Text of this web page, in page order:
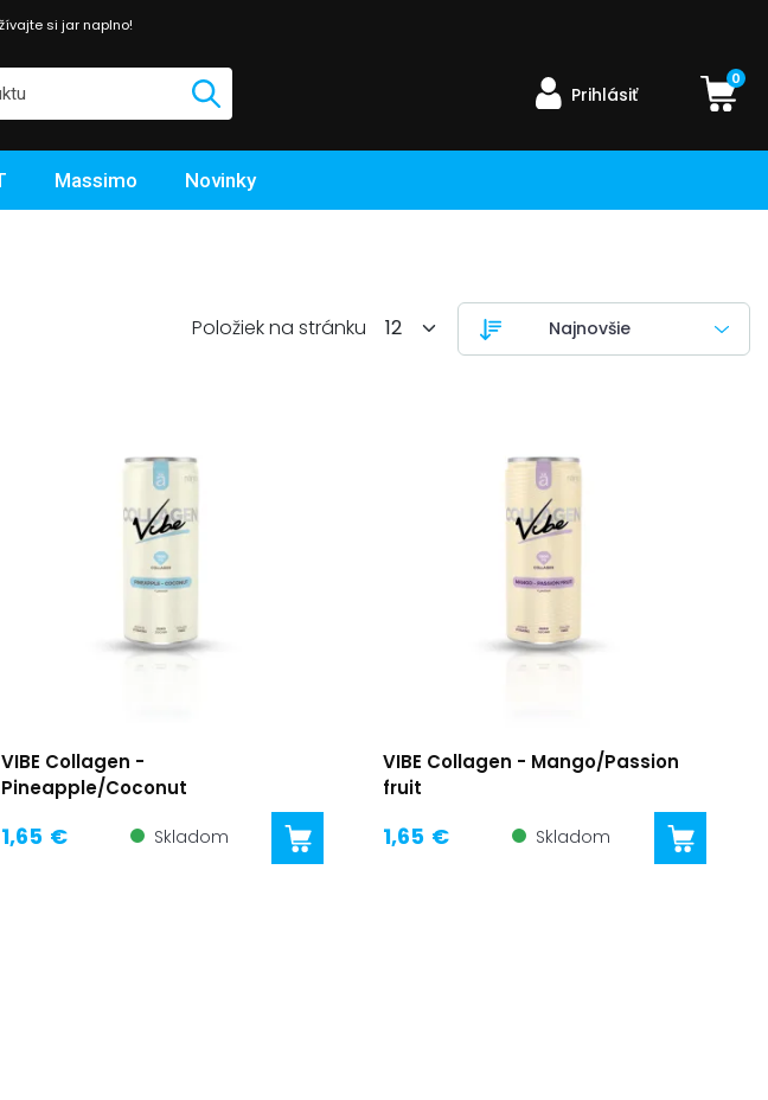
si jar naplno!
Prihlásiť
0
Massimo Novinky
Položiek na stránku
VIBE Collagen -
Pineapple/Coconut
1,65 € Skladom
VIBE Collagen - Mango/Passion
fruit
1,65 € Skladom